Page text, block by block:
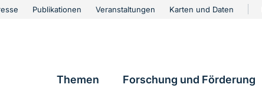
Publikationen Veranstaltungen Karten und Daten
Hauptnavigation
Themen Forschung und Förderung